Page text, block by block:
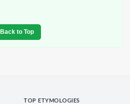
Back to Top
TOP ETYMOLOGIES